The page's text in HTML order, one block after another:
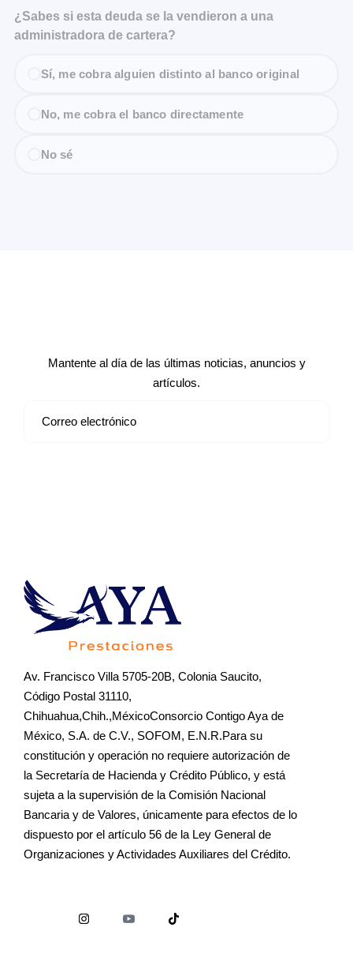
¿Sabes si esta deuda se la vendieron a una
administradora de cartera?
Sí, me cobra alguien distinto al banco original
No, me cobra el banco directamente
No sé
Mantente al día de las últimas noticias, anuncios y
artículos.
Av. Francisco Villa 5705-20B, Colonia Saucito,
Código Postal 31110,
Chihuahua,Chih.,MéxicoConsorcio Contigo Aya de
México, S.A. de C.V., SOFOM, E.N.R.Para su
constitución y operación no requiere autorización de
la Secretaría de Hacienda y Crédito Público, y está
sujeta a la supervisión de la Comisión Nacional
Bancaria y de Valores, únicamente para efectos de lo
dispuesto por el artículo 56 de la Ley General de
Organizaciones y Actividades Auxiliares del Crédito.